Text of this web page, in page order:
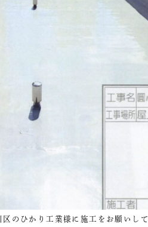
のひかり工業様に施工をお願いして